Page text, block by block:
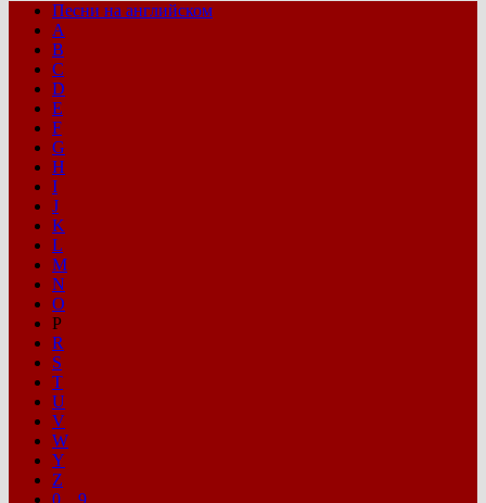
Песни на английском
A
B
C
D
E
F
G
H
I
J
K
L
M
N
O
P
R
S
T
U
V
W
Y
Z